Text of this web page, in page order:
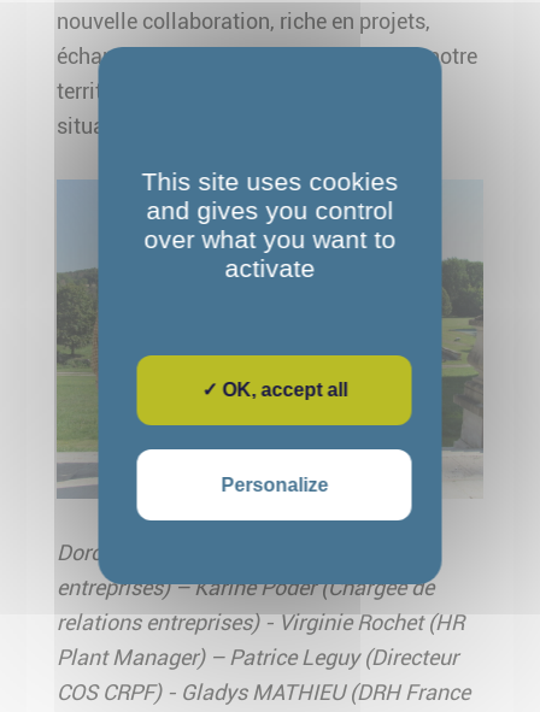
nouvelle collaboration, riche en projets,
échanges et compétences croisées sur notre
territoire au bénéfice des personnes en
situation de handicap !!
Dorothée Evrard (Chargée de relations
entreprises) – Karine Poder (Chargée de
relations entreprises) - Virginie Rochet (HR
Plant Manager) – Patrice Leguy (Directeur
COS CRPF) - Gladys MATHIEU (DRH France
This site uses cookies
and gives you control
over what you want to
activate
✓ OK, accept all
Personalize